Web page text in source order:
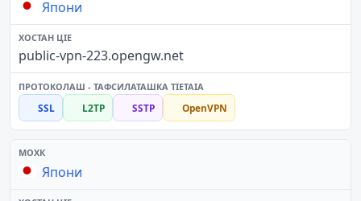
Япони
public-vpn-223.opengw.net
SSL L2TP SSTP OpenVPN
Япони